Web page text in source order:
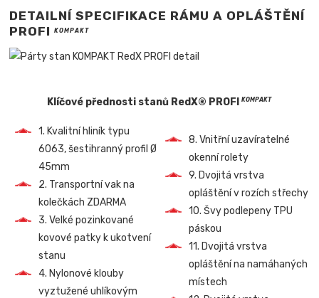
DETAILNÍ SPECIFIKACE RÁMU A OPLÁŠTĚNÍ
PROFIKOMPAKT
Klíčové přednosti stanů RedX® PROFIKOMPAKT
1. Kvalitní hliník typu
6063, šestihranný profil Ø
45mm
2. Transportní vak na
kolečkách ZDARMA
3. Velké pozinkované
kovové patky k ukotvení
stanu
4. Nylonové klouby
vyztužené uhlíkovým
8. Vnitřní uzavíratelné
okenní rolety
9. Dvojitá vrstva
opláštění v rozích střechy
10. Švy podlepeny TPU
páskou
11. Dvojitá vrstva
opláštění na namáhaných
místech